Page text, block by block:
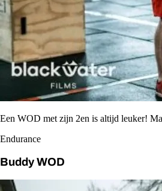
Een WOD met zijn 2en is altijd leuker!
Endurance
Buddy WOD